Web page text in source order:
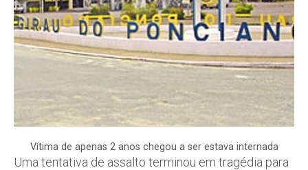
Vítima de apenas 2 anos chegou a ser estava internada
Uma tentativa de assalto terminou em tragédia para